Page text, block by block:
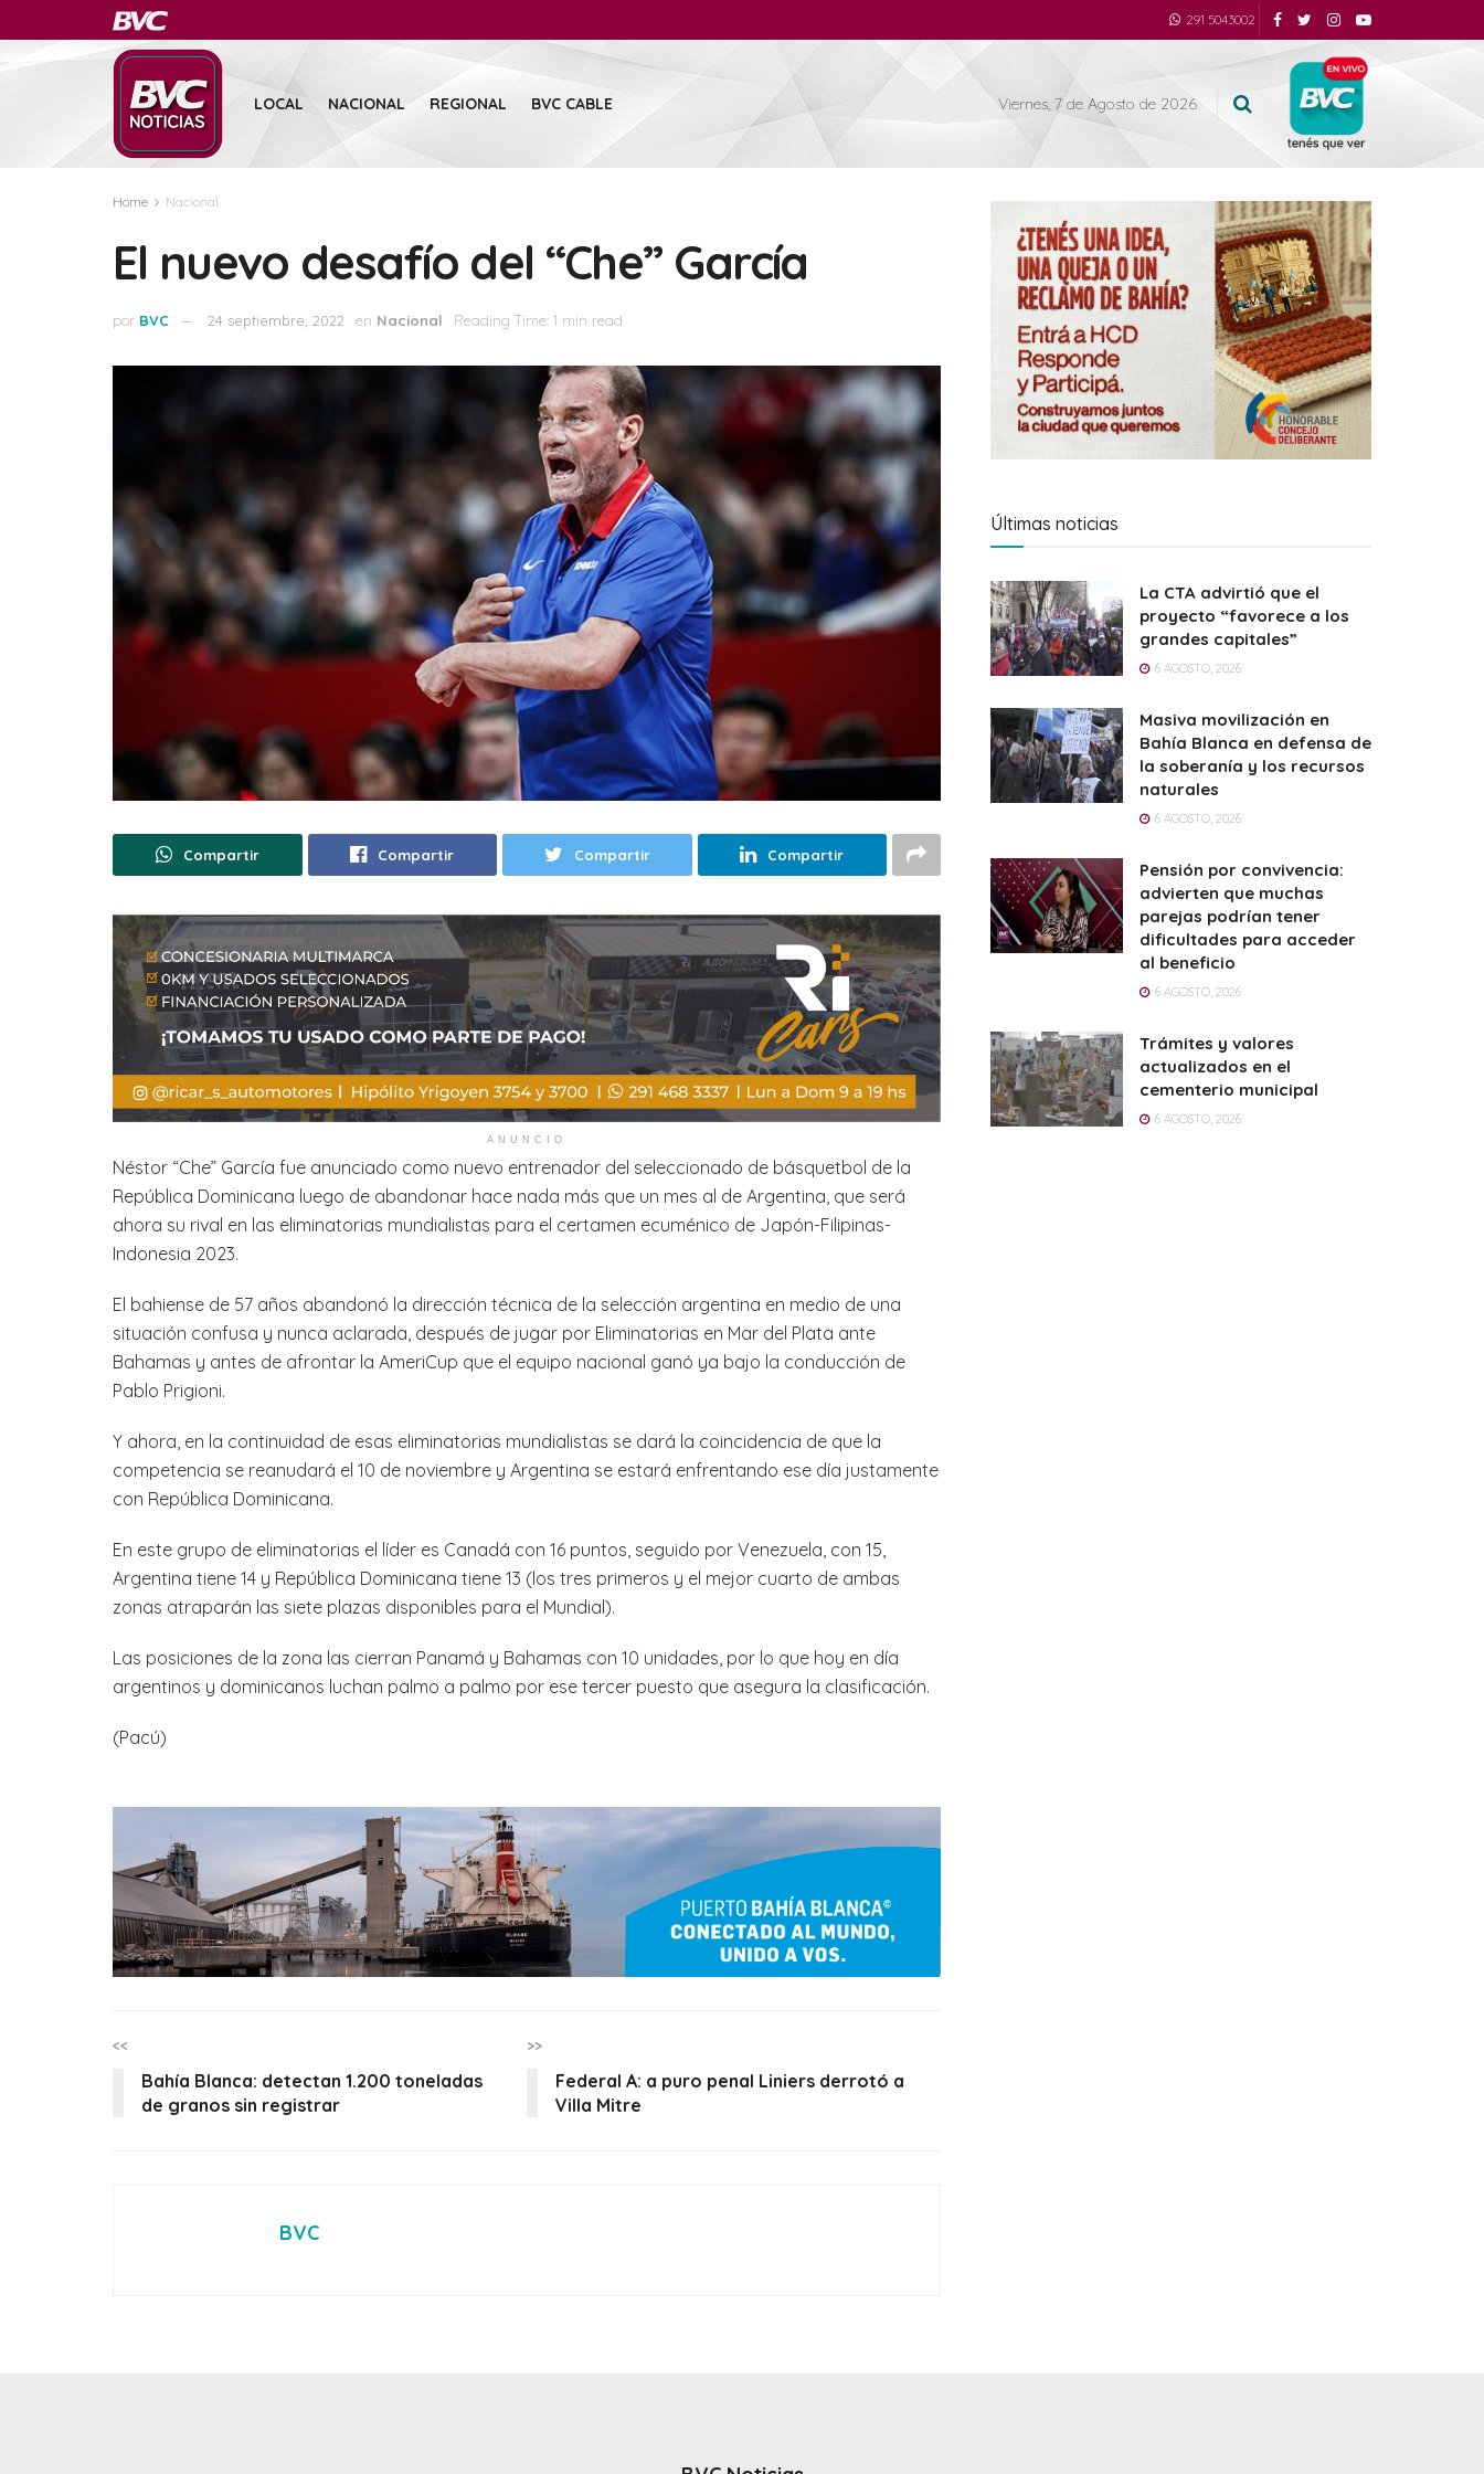
291 5043002
LOCAL NACIONAL REGIONAL BVC CABLE Viernes, 7 de Agosto de 2026
Home Nacional
El nuevo desafío del “Che” García
por BVC 24 septiembre, 2022 en Nacional Reading Time: 1 min read
Compartir Compartir Compartir Compartir
ANUNCIO
Néstor “Che” García fue anunciado como nuevo entrenador del seleccionado de básquetbol de la
República Dominicana luego de abandonar hace nada más que un mes al de Argentina, que será
ahora su rival en las eliminatorias mundialistas para el certamen ecuménico de Japón-Filipinas-
Indonesia 2023.
El bahiense de 57 años abandonó la dirección técnica de la selección argentina en medio de una
situación confusa y nunca aclarada, después de jugar por Eliminatorias en Mar del Plata ante
Bahamas y antes de afrontar la AmeriCup que el equipo nacional ganó ya bajo la conducción de
Pablo Prigioni.
Y ahora, en la continuidad de esas eliminatorias mundialistas se dará la coincidencia de que la
competencia se reanudará el 10 de noviembre y Argentina se estará enfrentando ese día justamente
con República Dominicana.
En este grupo de eliminatorias el líder es Canadá con 16 puntos, seguido por Venezuela, con 15,
Argentina tiene 14 y República Dominicana tiene 13 (los tres primeros y el mejor cuarto de ambas
zonas atraparán las siete plazas disponibles para el Mundial).
Las posiciones de la zona las cierran Panamá y Bahamas con 10 unidades, por lo que hoy en día
argentinos y dominicanos luchan palmo a palmo por ese tercer puesto que asegura la clasificación.
(Pacú)
<<
Bahía Blanca: detectan 1.200 toneladas
de granos sin registrar
>>
Federal A: a puro penal Liniers derrotó a
Villa Mitre
BVC
Últimas noticias
La CTA advirtió que el
proyecto “favorece a los
grandes capitales”
6 AGOSTO, 2026
Masiva movilización en
Bahía Blanca en defensa de
la soberanía y los recursos
naturales
6 AGOSTO, 2026
Pensión por convivencia:
advierten que muchas
parejas podrían tener
dificultades para acceder
al beneficio
6 AGOSTO, 2026
Trámites y valores
actualizados en el
cementerio municipal
6 AGOSTO, 2026